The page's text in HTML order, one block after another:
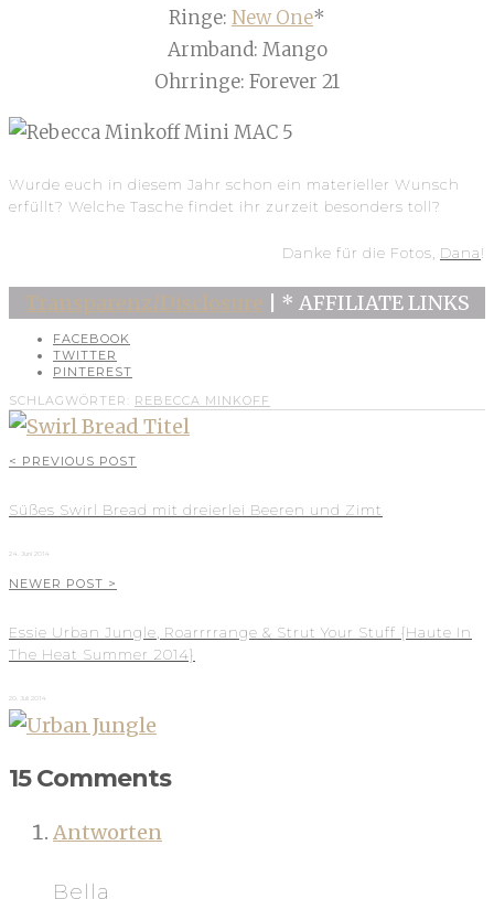
Ringe: New One*
Armband: Mango
Ohrringe: Forever 21
Wurde euch in diesem Jahr schon ein materieller Wunsch
erfüllt? Welche Tasche findet ihr zurzeit besonders toll?
Danke für die Fotos, Dana!
Transparenz/Disclosure | * AFFILIATE LINKS
FACEBOOK
TWITTER
PINTEREST
SCHLAGWÖRTER: REBECCA MINKOFF
< PREVIOUS POST
Süßes Swirl Bread mit dreierlei Beeren und Zimt
24. Juni 2014
NEWER POST >
Essie Urban Jungle, Roarrrrange & Strut Your Stuff {Haute In
The Heat Summer 2014}
20. Juli 2014
15 Comments
Antworten
Bella